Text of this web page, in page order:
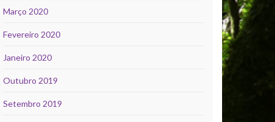
Março 2020
Fevereiro 2020
Janeiro 2020
Outubro 2019
Setembro 2019